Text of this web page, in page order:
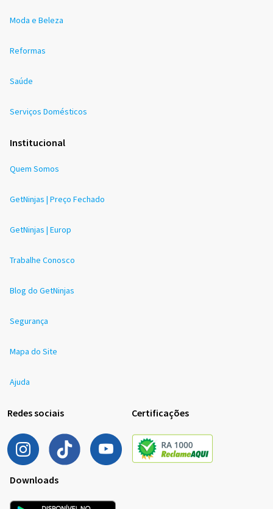
Moda e Beleza
Reformas
Saúde
Serviços Domésticos
Institucional
Quem Somos
GetNinjas | Preço Fechado
GetNinjas | Europ
Trabalhe Conosco
Blog do GetNinjas
Segurança
Mapa do Site
Ajuda
Redes sociais Certificações
Downloads